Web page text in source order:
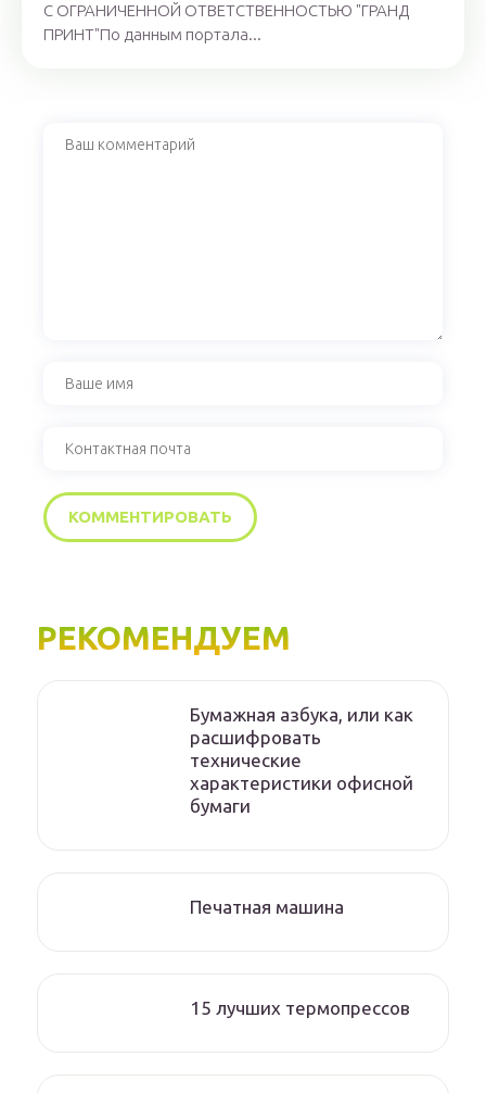
С ОГРАНИЧЕННОЙ ОТВЕТСТВЕННОСТЬЮ "ГРАНД
ПРИНТ"По данным портала...
РЕКОМЕНДУЕМ
Бумажная азбука, или как
расшифровать
технические
характеристики офисной
бумаги
Печатная машина
15 лучших термопрессов